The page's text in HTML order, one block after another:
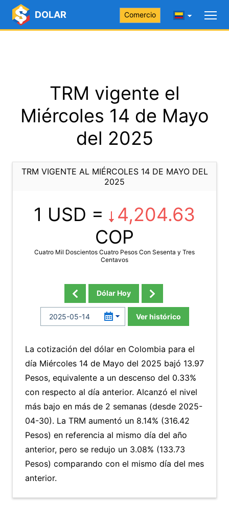
DOLAR Comercio
TRM vigente el
Miércoles 14 de Mayo
del 2025
TRM VIGENTE AL MIÉRCOLES 14 DE MAYO DEL
2025
1 USD =
4,204.63
COP
Cuatro Mil Doscientos Cuatro Pesos Con Sesenta y Tres
Centavos
Dólar Hoy
Ver histórico
La cotización del dólar en Colombia para el
día Miércoles 14 de Mayo del 2025 bajó 13.97
Pesos, equivalente a un descenso del 0.33%
con respecto al día anterior. Alcanzó el nivel
más bajo en más de 2 semanas (desde 2025-
04-30). La TRM aumentó un 8.14% (316.42
Pesos) en referencia al mismo día del año
anterior, pero se redujo un 3.08% (133.73
Pesos) comparando con el mismo día del mes
anterior.